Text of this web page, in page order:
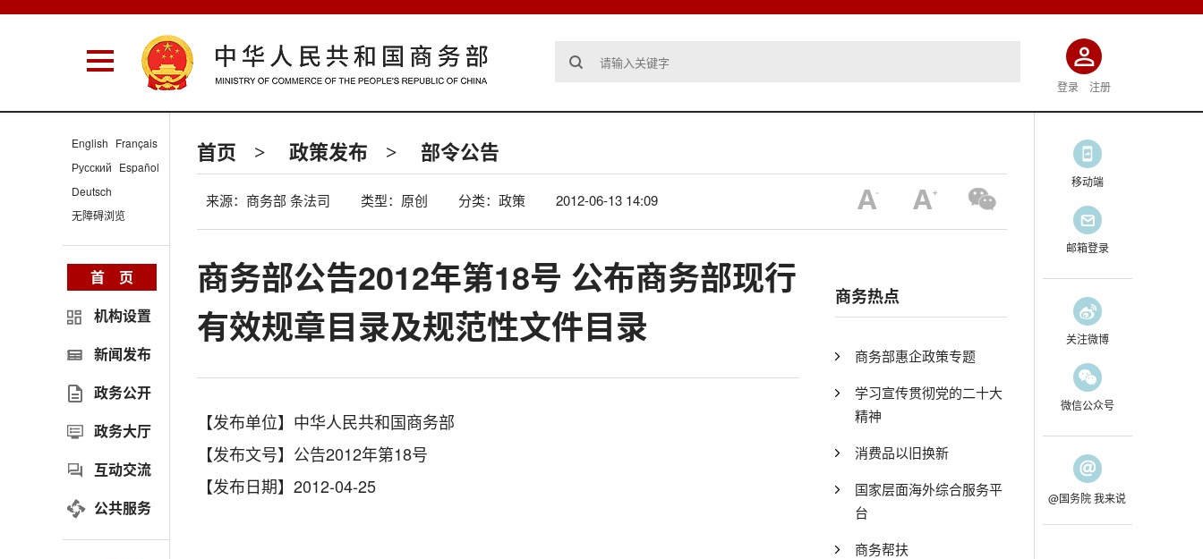
登录 注册
首页 > 政策发布 > 部令公告
来源：商务部 条法司 类型：原创 分类：政策 2012-06-13 14:09
商务部公告2012年第18号 公布商务部现行
有效规章目录及规范性文件目录
【发布单位】中华人民共和国商务部
【发布文号】公告2012年第18号
【发布日期】2012-04-25
商务热点
商务部惠企政策专题
学习宣传贯彻党的二十大
精神
消费品以旧换新
国家层面海外综合服务平
台
商务帮扶
English Français
Русский Español
Deutsch
无障碍浏览
首 页
机构设置
新闻发布
政务公开
政务大厅
互动交流
公共服务
移动端
邮箱登录
关注微博
微信公众号
@国务院 我来说